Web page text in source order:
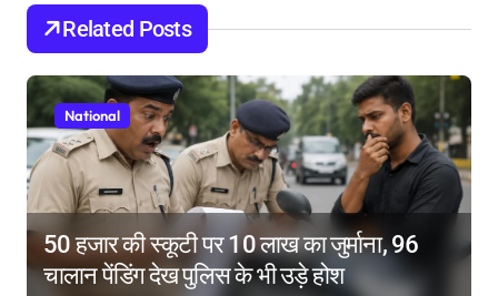
o
n
Related Posts
National
50 हजार की स्कूटी पर 10 लाख का जुर्माना, 96
चालान पेंडिंग देख पुलिस के भी उड़े होश